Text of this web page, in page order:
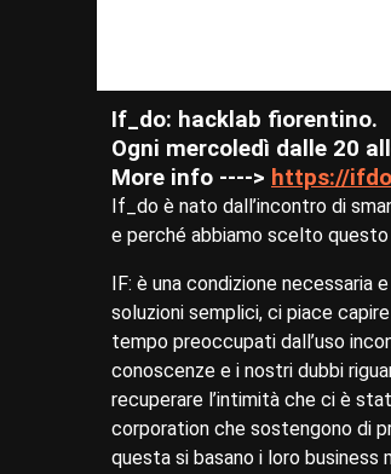
If_do: hacklab fiorentino.
Ogni mercoledì dalle 20
More info ----> https://
If_do è nato dall’incontro di
e perché abbiamo scelto questo
IF: è una condizione necessaria
soluzioni semplici, ci piace
tempo preoccupati dall’uso
conoscenze e i nostri dubbi
recuperare l’intimità che ci è
corporation che sostengono di
questa si basano i loro business